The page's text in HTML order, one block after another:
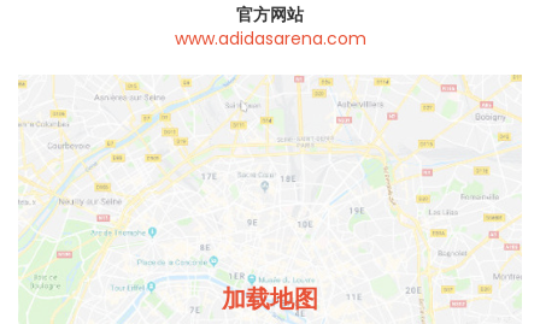
官方网站
www.adidasarena.com
加载地图